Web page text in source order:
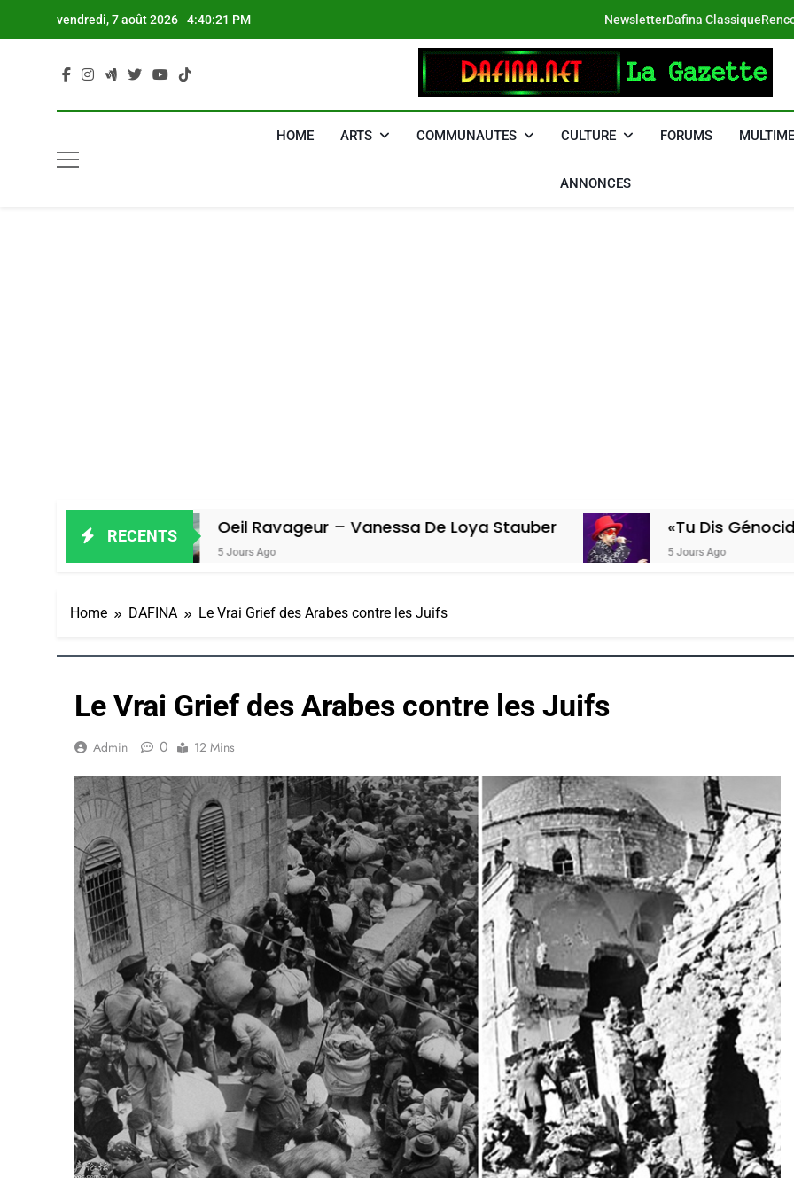
vendredi, 7 août 2026 4:40:22 PM NewsletterDafina Classique
DAFINA
HOME ARTS COMMUNAUTES CULTURE FORUMS
ANNONCES
RECENTS
Oeil Ravageur – Vanessa De Loya Stauber «Tu Dis Génocide, Je Dis
5 Jours Ago
Home DAFINA Le Vrai Grief des Arabes contre les Juifs
Le Vrai Grief des Arabes contre les Juifs
Admin 0 12 Mins